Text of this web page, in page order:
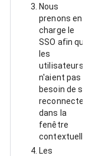
Nous
prenons en
charge le
SSO afin que
les
utilisateurs
n'aient pas
besoin de se
reconnecter
dans la
fenêtre
contextuelle.
Les